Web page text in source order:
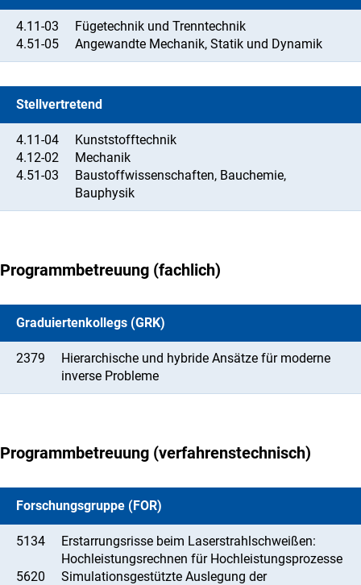
4.11-03
Fügetechnik und Trenntechnik
4.51-05
Angewandte Mechanik, Statik und Dynamik
Stellvertretend
4.11-04
Kunststofftechnik
4.12-02
Mechanik
4.51-03
Baustoffwissenschaften, Bauchemie,
Bauphysik
Programmbetreuung (fachlich)
Graduiertenkollegs (GRK)
2379
Hierarchische und hybride Ansätze für moderne
inverse Probleme
Programmbetreuung (verfahrenstechnisch)
Forschungsgruppe (FOR)
5134
Erstarrungsrisse beim Laserstrahlschweißen:
Hochleistungsrechnen für Hochleistungsprozesse
5620
Simulationsgestützte Auslegung der